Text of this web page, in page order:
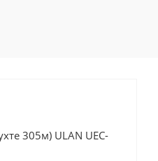
305м) ULAN UEC-